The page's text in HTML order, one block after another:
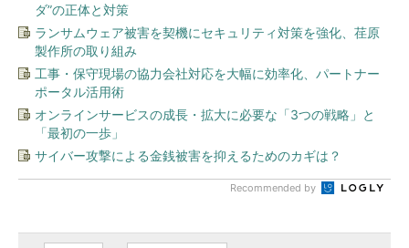
ダ”の正体と対策
ランサムウェア被害を契機にセキュリティ対策を強化、荏原
製作所の取り組み
工事・保守現場の協力会社対応を大幅に効率化、パートナー
ポータル活用術
オンラインサービスの成長・拡大に必要な「3つの戦略」と
「最初の一歩」
サイバー攻撃による金銭被害を抑えるためのカギは？
Recommended by